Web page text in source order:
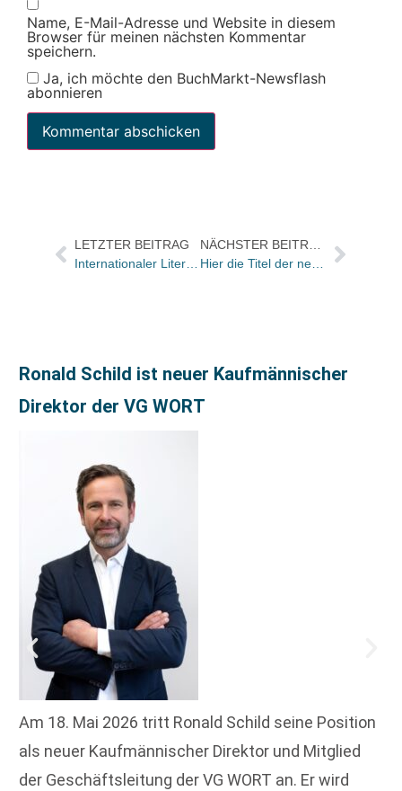
Name, E-Mail-Adresse und Website in diesem
Browser für meinen nächsten Kommentar
speichern.
Ja, ich möchte den BuchMarkt-Newsflash
abonnieren
LETZTER BEITRAG
Internationaler Literaturpreis für Daniel Alarcón und Friederike Meltendorf
Ronald Schild ist neuer Kaufmännischer
Direktor der VG WORT
Am 18. Mai 2026 tritt Ronald Schild seine Position
als neuer Kaufmännischer Direktor und Mitglied
der Geschäftsleitung der VG WORT an. Er wird